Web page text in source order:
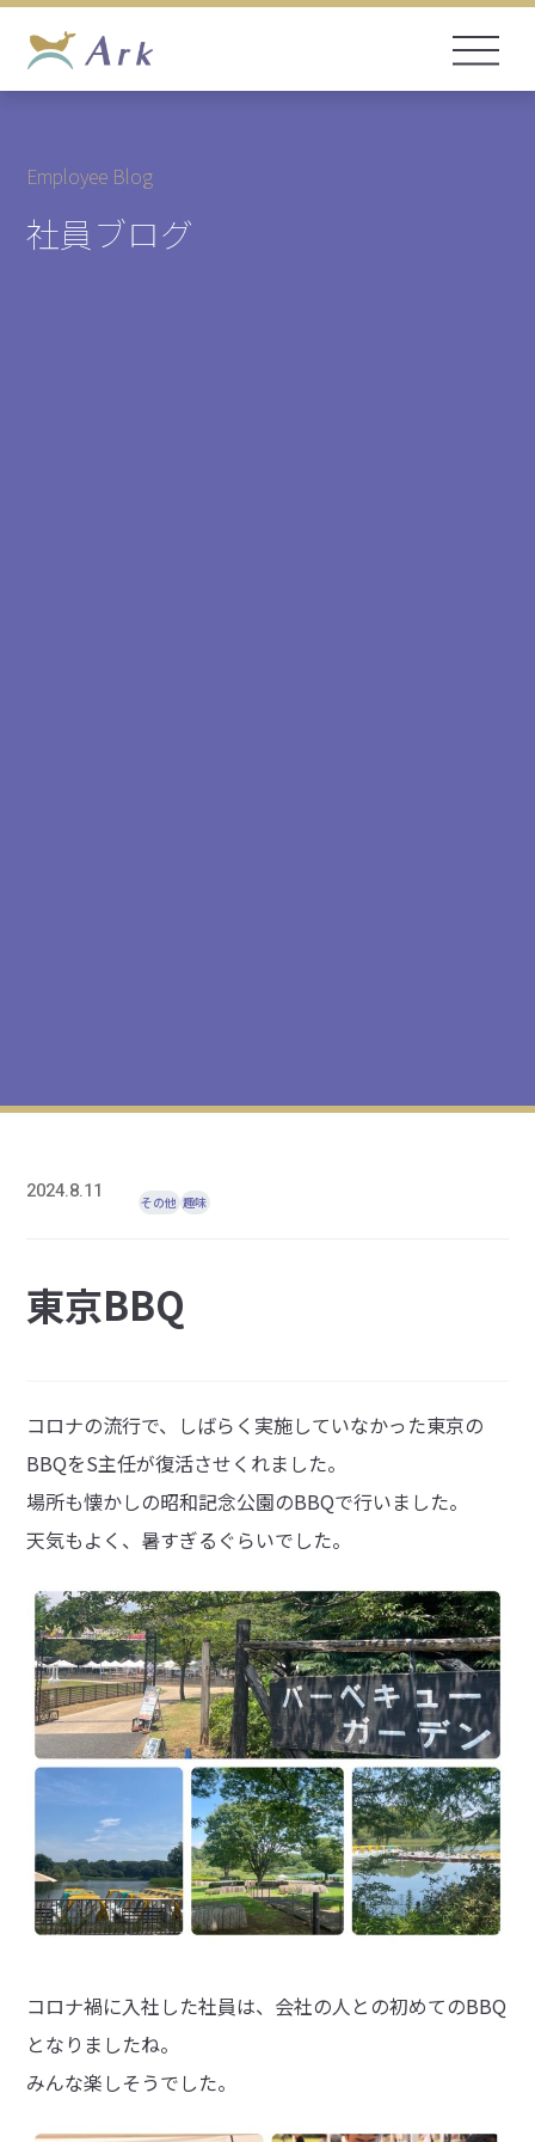
Employee Blog
社員ブログ
2024.8.11 その他 趣味
東京BBQ
コロナの流行で、しばらく実施していなかった東京の
BBQをS主任が復活させくれました。
場所も懐かしの昭和記念公園のBBQで行いました。
天気もよく、暑すぎるぐらいでした。
コロナ禍に入社した社員は、会社の人との初めてのBBQ
となりましたね。
みんな楽しそうでした。